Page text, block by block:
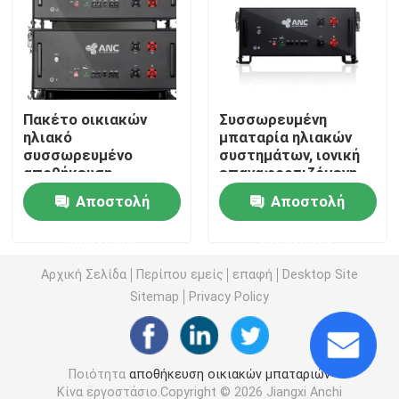
Εμπορικά Συστήματα Αποθήκευσης Μπαταριών
μπαταρία 48v Lifepo4
48V μπαταρία κάρρων γκολφ
Οικιακές μπαταρίες αποθήκευσης ενέργειας
Μπαταρία αποθήκευσης ηλιακής ενέργειας
Μπαταρία λίθιου ενεργειακής αποθήκευσης
Μπαταρία αποθήκευσης LiFePO4
Πακέτο οικιακών
ηλιακό
συσσωρευμένο
αποθήκευση
μπαταριών, πακέτο
μπαταριών Lifepo4
48v 100ah
Αποστολή
Συσσωρευμένη
μπαταρία ηλιακών
συστημάτων, ιονική
επαναφορτιζόμενη
μπαταρία λίθιου IEC
Αποστολή
Αρχική Σελίδα Περίπου εμείς επαφή
Desktop Site
Sitemap
Privacy Policy
Ποιότητα αποθήκευση οικιακών μπαταριών
Κίνα εργοστάσιο.Copyright © 2026 Jiangxi Anchi